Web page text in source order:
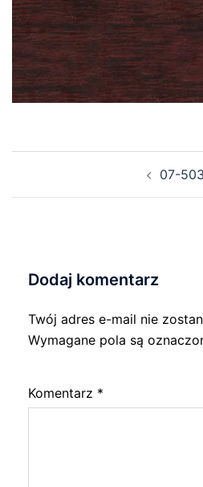
07-
Dodaj komentarz
Twój adres e-mail nie
Wymagane pola są
Komentarz *